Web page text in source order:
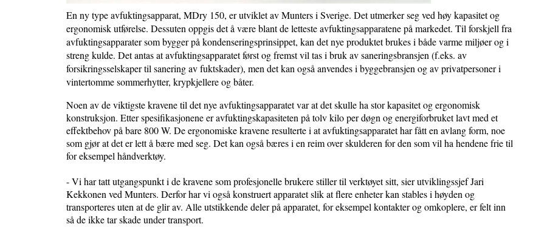
En ny type avfuktingsapparat, MDry 150, er utviklet av Munters i Sverige. Det utmerker seg ved høy kapasitet og
ergonomisk utførelse. Dessuten oppgis det å være blant de letteste avfuktingsapparatene på markedet. Til forskjell fra
avfuktingsapparater som bygger på kondenseringsprinsippet, kan det nye produktet brukes i både varme miljøer og i
streng kulde. Det antas at avfuktingsapparatet først og fremst vil tas i bruk av saneringsbransjen (f.eks. av
forsikringsselskaper til sanering av fuktskader), men det kan også anvendes i byggebransjen og av privatpersoner i
vintertomme sommerhytter, krypkjellere og båter.
Noen av de viktigste kravene til det nye avfuktingsapparatet var at det skulle ha stor kapasitet og ergonomisk
konstruksjon. Etter spesifikasjonene er avfuktingskapasiteten på tolv kilo per døgn og energiforbruket lavt med et
effektbehov på bare 800 W. De ergonomiske kravene resulterte i at avfuktingsapparatet har fått en avlang form, noe
som gjør at det er lett å bære med seg. Det kan også bæres i en reim over skulderen for den som vil ha hendene frie til
for eksempel håndverktøy.
- Vi har tatt utgangspunkt i de kravene som profesjonelle brukere stiller til verktøyet sitt, sier utviklingssjef Jari
Kekkonen ved Munters. Derfor har vi også konstruert apparatet slik at flere enheter kan stables i høyden og
transporteres uten at de glir av. Alle utstikkende deler på apparatet, for eksempel kontakter og omkoplere, er felt inn
så de ikke tar skade under transport.